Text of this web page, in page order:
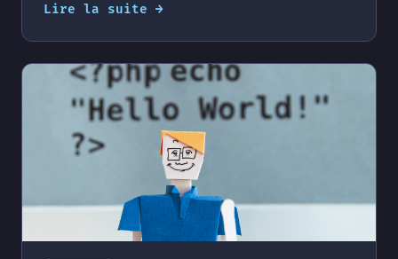
Lire la suite →